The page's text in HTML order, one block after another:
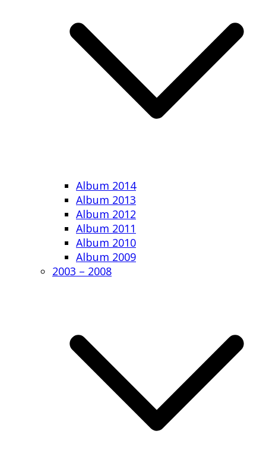
Album 2014
Album 2013
Album 2012
Album 2011
Album 2010
Album 2009
2003 – 2008